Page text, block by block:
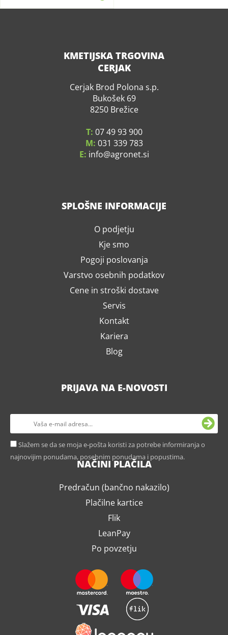
KMETIJSKA TRGOVINA
CERJAK
Cerjak Brod Polona s.p.
Bukošek 69
8250 Brežice
T: 07 49 93 900
M: 031 339 783
E: info agronet.si
SPLOŠNE INFORMACIJE
O podjetju
Kje smo
Pogoji poslovanja
Varstvo osebnih podatkov
Cene in stroški dostave
Servis
Kontakt
Kariera
Blog
PRIJAVA NA E-NOVOSTI
Slažem se da se moja e-pošta koristi za potrebe informiranja o
najnovijim ponudama, posebnim ponudama i popustima.
NAČINI PLAČILA
Predračun (bančno nakazilo)
Plačilne kartice
Flik
LeanPay
Po povzetju